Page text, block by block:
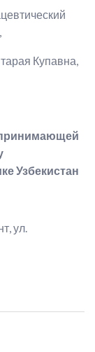
Купавна,
Узбекистан
ул.